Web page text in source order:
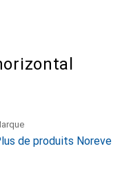
de produits Noreve